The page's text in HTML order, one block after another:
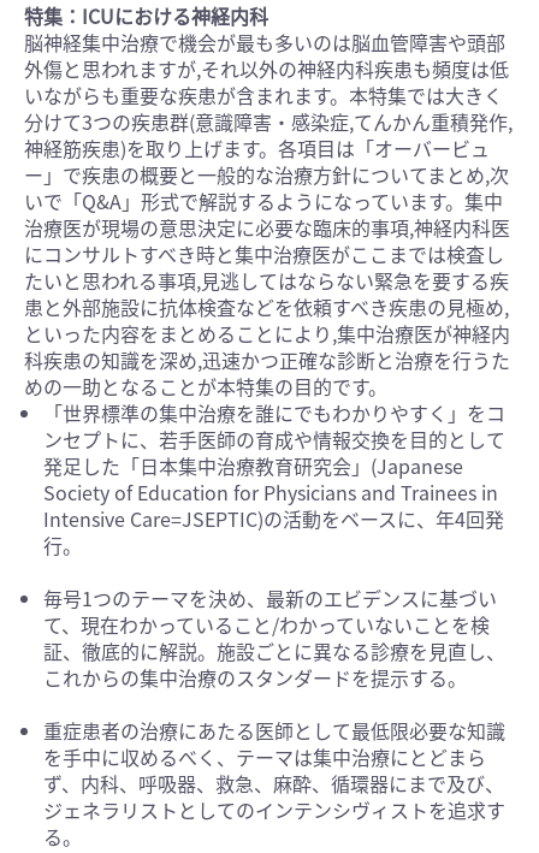
特集：ICUにおける神経内科
脳神経集中治療で機会が最も多いのは脳血管障害や頭部
外傷と思われますが,それ以外の神経内科疾患も頻度は低
いながらも重要な疾患が含まれます。本特集では大きく
分けて3つの疾患群(意識障害・感染症,てんかん重積発作,
神経筋疾患)を取り上げます。各項目は「オーバービュ
ー」で疾患の概要と一般的な治療方針についてまとめ,次
いで「Q&A」形式で解説するようになっています。集中
治療医が現場の意思決定に必要な臨床的事項,神経内科医
にコンサルトすべき時と集中治療医がここまでは検査し
たいと思われる事項,見逃してはならない緊急を要する疾
患と外部施設に抗体検査などを依頼すべき疾患の見極め,
といった内容をまとめることにより,集中治療医が神経内
科疾患の知識を深め,迅速かつ正確な診断と治療を行うた
めの一助となることが本特集の目的です。
「世界標準の集中治療を誰にでもわかりやすく」をコ
ンセプトに、若手医師の育成や情報交換を目的として
発足した「日本集中治療教育研究会」(Japanese
Society of Education for Physicians and Trainees in
Intensive Care=JSEPTIC)の活動をベースに、年4回発
行。
毎号1つのテーマを決め、最新のエビデンスに基づい
て、現在わかっていること/わかっていないことを検
証、徹底的に解説。施設ごとに異なる診療を見直し、
これからの集中治療のスタンダードを提示する。
重症患者の治療にあたる医師として最低限必要な知識
を手中に収めるべく、テーマは集中治療にとどまら
ず、内科、呼吸器、救急、麻酔、循環器にまで及び、
ジェネラリストとしてのインテンシヴィストを追求す
る。